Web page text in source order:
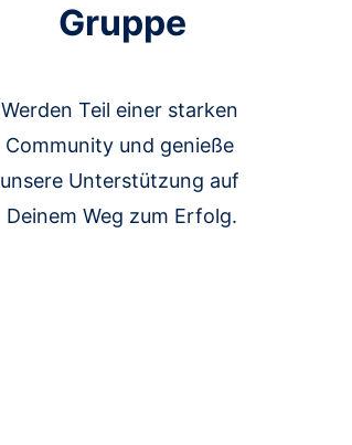
Gruppe
Werden Teil einer starken
Community und genieße
unsere Unterstützung auf
Deinem Weg zum Erfolg.